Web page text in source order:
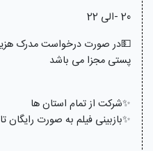
20 -الی 22
پستی مجزا می باشد
✨شرکت از تمام استان ها
✨بازبینی فیلم به صورت رایگان تا ۳۰ روز